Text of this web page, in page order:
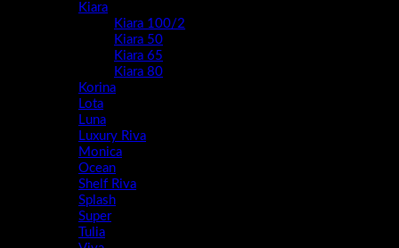
Kiara
Kiara 100/2
Kiara 50
Kiara 65
Kiara 80
Korina
Lota
Luna
Luxury Riva
Monica
Ocean
Shelf Riva
Splash
Super
Tulia